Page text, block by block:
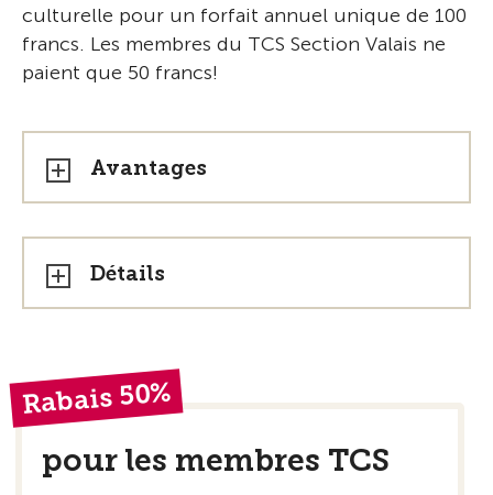
culturelle pour un forfait annuel unique de 100
francs. Les membres du TCS Section Valais ne
paient que 50 francs!
Avantages
Détails
Rabais 50%
pour les membres TCS